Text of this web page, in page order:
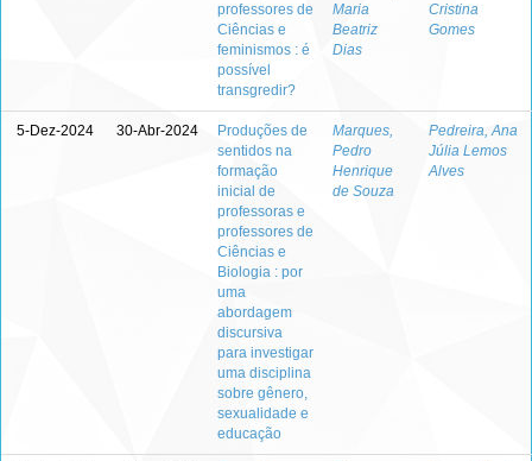
professores de
Ciências e
feminismos : é
possível
transgredir?
Maria
Beatriz
Dias
Cristina
Gomes
5-Dez-2024 30-Abr-2024
Produções de
sentidos na
formação
inicial de
professoras e
professores de
Ciências e
Biologia : por
uma
abordagem
discursiva
para investigar
uma disciplina
sobre gênero,
sexualidade e
educação
Marques,
Pedro
Henrique
de Souza
Pedreira, Ana
Júlia Lemos
Alves